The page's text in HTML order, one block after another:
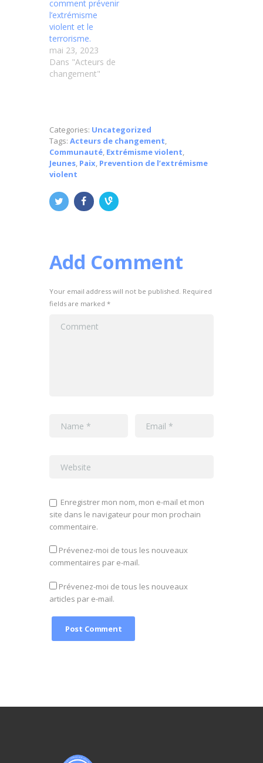
comment prévenir
l’extrémisme
violent et le
terrorisme.
mai 23, 2023
Dans "Acteurs de
changement"
Categories: Uncategorized
Tags: Acteurs de changement,
Communauté, Extrémisme violent,
Jeunes, Paix, Prevention de l’extrémisme
violent
Add Comment
Your email address will not be published. Required
fields are marked *
Enregistrer mon nom, mon e-mail et mon
site dans le navigateur pour mon prochain
commentaire.
Prévenez-moi de tous les nouveaux
commentaires par e-mail.
Prévenez-moi de tous les nouveaux
articles par e-mail.